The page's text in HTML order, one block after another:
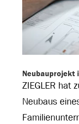
Neubauprojekt
ZIEGLER hat
Neubaus